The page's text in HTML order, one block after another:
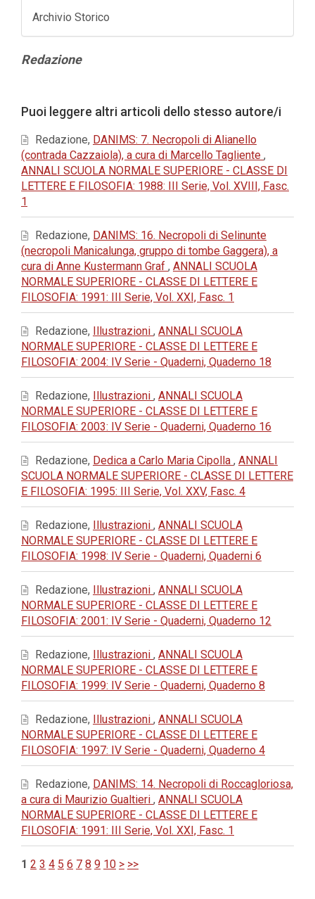
Archivio Storico
Contenuto
Redazione
dell'articolo
Puoi leggere altri articoli dello stesso autore/i
Redazione, DANIMS: 7. Necropoli di Alianello
(contrada Cazzaiola), a cura di Marcello Tagliente ,
ANNALI SCUOLA NORMALE SUPERIORE - CLASSE DI
LETTERE E FILOSOFIA: 1988: III Serie, Vol. XVIII, Fasc.
1
Redazione, DANIMS: 16. Necropoli di Selinunte
(necropoli Manicalunga, gruppo di tombe Gaggera), a
cura di Anne Kustermann Graf , ANNALI SCUOLA
NORMALE SUPERIORE - CLASSE DI LETTERE E
FILOSOFIA: 1991: III Serie, Vol. XXI, Fasc. 1
Redazione, Illustrazioni , ANNALI SCUOLA
NORMALE SUPERIORE - CLASSE DI LETTERE E
FILOSOFIA: 2004: IV Serie - Quaderni, Quaderno 18
Redazione, Illustrazioni , ANNALI SCUOLA
NORMALE SUPERIORE - CLASSE DI LETTERE E
FILOSOFIA: 2003: IV Serie - Quaderni, Quaderno 16
Redazione, Dedica a Carlo Maria Cipolla , ANNALI
SCUOLA NORMALE SUPERIORE - CLASSE DI LETTERE
E FILOSOFIA: 1995: III Serie, Vol. XXV, Fasc. 4
Redazione, Illustrazioni , ANNALI SCUOLA
NORMALE SUPERIORE - CLASSE DI LETTERE E
FILOSOFIA: 1998: IV Serie - Quaderni, Quaderni 6
Redazione, Illustrazioni , ANNALI SCUOLA
NORMALE SUPERIORE - CLASSE DI LETTERE E
FILOSOFIA: 2001: IV Serie - Quaderni, Quaderno 12
Redazione, Illustrazioni , ANNALI SCUOLA
NORMALE SUPERIORE - CLASSE DI LETTERE E
FILOSOFIA: 1999: IV Serie - Quaderni, Quaderno 8
Redazione, Illustrazioni , ANNALI SCUOLA
NORMALE SUPERIORE - CLASSE DI LETTERE E
FILOSOFIA: 1997: IV Serie - Quaderni, Quaderno 4
Redazione, DANIMS: 14. Necropoli di Roccagloriosa,
a cura di Maurizio Gualtieri , ANNALI SCUOLA
NORMALE SUPERIORE - CLASSE DI LETTERE E
FILOSOFIA: 1991: III Serie, Vol. XXI, Fasc. 1
1 2 3 4 5 6 7 8 9 10 > >>